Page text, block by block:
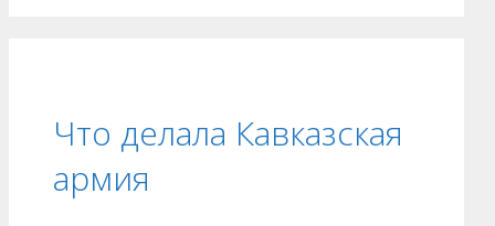
Что делала Кавказская
армия